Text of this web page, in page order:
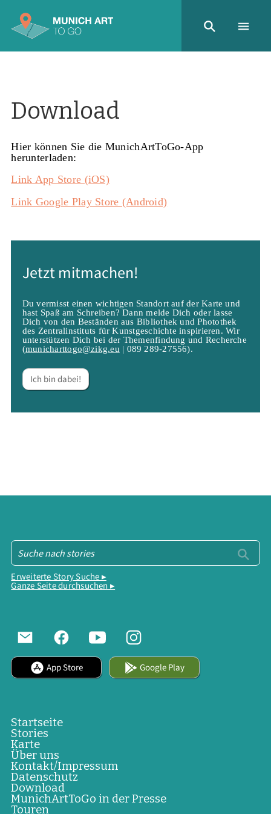
Download
Hier können Sie die MunichArtToGo-App
herunterladen:
Link App Store (iOS)
Link Google Play Store (Android)
Jetzt mitmachen!
Du vermisst einen wichtigen Standort auf der Karte und
hast Spaß am Schreiben? Dann melde Dich oder lasse
Dich von den Beständen aus Bibliothek und Photothek
des Zentralinstituts für Kunstgeschichte inspirieren. Wir
unterstützen Dich bei der Themenfindung und Recherche
(municharttogo@zikg.eu | 089 289-27556).
Ich bin dabei!
Erweiterte Story Suche ▸
Ganze Seite durchsuchen ▸
App Store Google Play
Startseite
Stories
Karte
Über uns
Kontakt/Impressum
Datenschutz
Download
MunichArtToGo in der Presse
Touren